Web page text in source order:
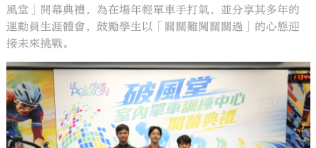
風堂」開幕典禮，為在場年輕單車手打氣，並分享其多年的
運動員生涯體會，鼓勵學生以「關關難闖關關過」的心態迎
接未來挑戰。